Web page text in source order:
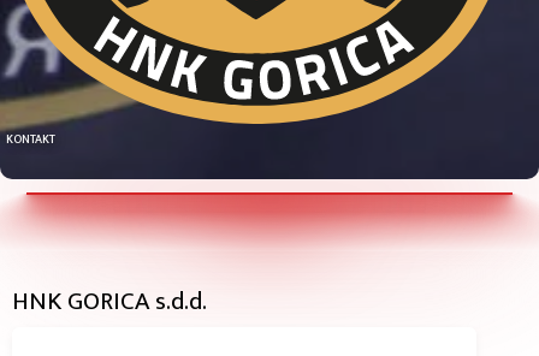
KONTAKT
HNK GORICA s.d.d.